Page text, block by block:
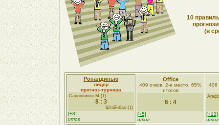
10
(в
Роналдинью
лидер
прогноз-турнира
Садовников М (1)
8 : 3
Штайнбах (1)
[+8]
итог
Office
409 очков, 2-е место, 65%
итогов
6 : 4
[+5]
итог
406
[+13]